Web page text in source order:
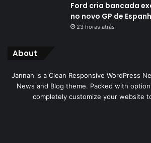
Ford cria bancada
no novo GP de
23 horas atrás
About
Jannah is a Clean Responsive WordPress
News and Blog theme. Packed with
completely customize your website